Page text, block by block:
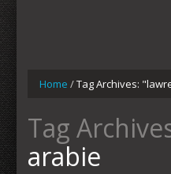
Home /Tag Archives:
Tag
arabie